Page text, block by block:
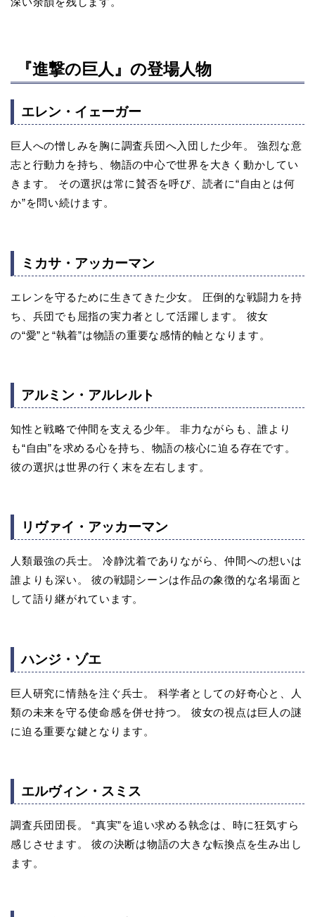
『進撃の巨人』の登場人物
エレン・イェーガー
巨人への憎しみを胸に調査兵団へ入団した少年。 強烈な意
志と行動力を持ち、物語の中心で世界を大きく動かしてい
きます。 その選択は常に賛否を呼び、読者に“自由とは何
か”を問い続けます。
ミカサ・アッカーマン
エレンを守るために生きてきた少女。 圧倒的な戦闘力を持
ち、兵団でも屈指の実力者として活躍します。 彼女
の“愛”と“執着”は物語の重要な感情的軸となります。
アルミン・アルレルト
知性と戦略で仲間を支える少年。 非力ながらも、誰より
も“自由”を求める心を持ち、物語の核心に迫る存在です。
彼の選択は世界の行く末を左右します。
リヴァイ・アッカーマン
人類最強の兵士。 冷静沈着でありながら、仲間への想いは
誰よりも深い。 彼の戦闘シーンは作品の象徴的な名場面と
して語り継がれています。
ハンジ・ゾエ
巨人研究に情熱を注ぐ兵士。 科学者としての好奇心と、人
類の未来を守る使命感を併せ持つ。 彼女の視点は巨人の謎
に迫る重要な鍵となります。
エルヴィン・スミス
調査兵団団長。 “真実”を追い求める執念は、時に狂気すら
感じさせます。 彼の決断は物語の大きな転換点を生み出し
ます。